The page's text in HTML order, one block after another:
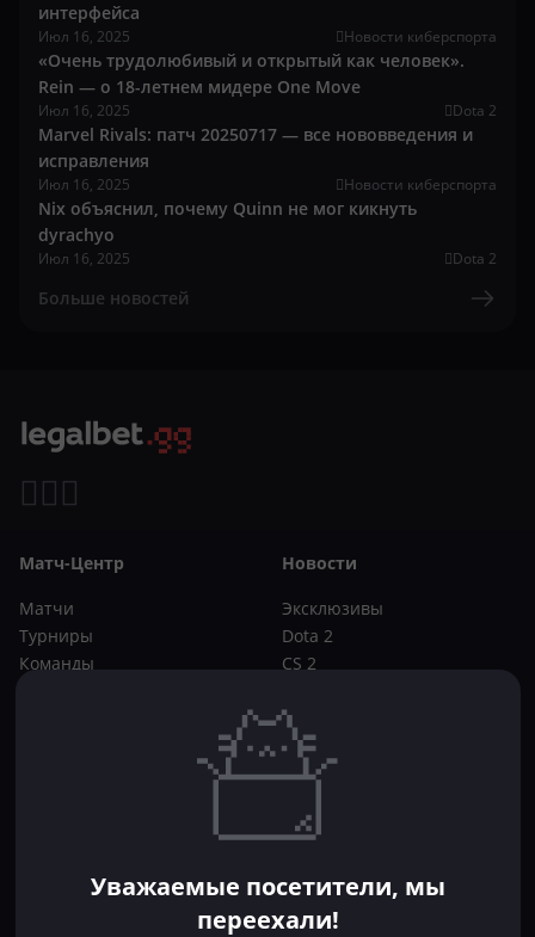
интерфейса
Июл 16, 2025 Новости киберспорта
«Очень трудолюбивый и открытый как человек».
Rein — о 18-летнем мидере One Move
Июл 16, 2025 Dota 2
Marvel Rivals: патч 20250717 — все нововведения и
исправления
Июл 16, 2025 Новости киберспорта
Nix объяснил, почему Quinn не мог кикнуть
dyrachyo
Июл 16, 2025 Dota 2
Больше новостей
Матч-Центр
Матчи
Турниры
Команды
Новости
Эксклюзивы
Dota 2
CS 2
Букмекеры
CS 2
ФрибетыУважаемые посетители, мы
переехали!